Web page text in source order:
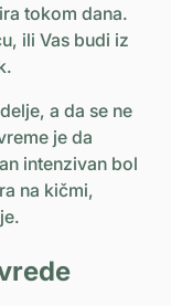
tokom dana.
ili Vas budi iz
a da se ne
je da
intenzivan bol
na kičmi,